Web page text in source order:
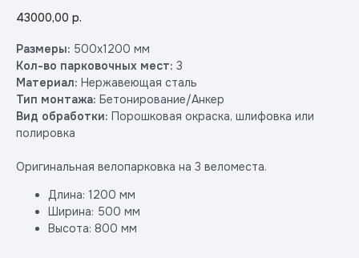
43000,00 р.
Размеры: 500х1200 мм
Кол-во парковочных мест: 3
Материал: Нержавеющая сталь
Тип монтажа: Бетонирование/Анкер
Вид обработки: Порошковая окраска, шлифовка или
полировка
Оригинальная велопарковка на 3 веломеста.
Длина: 1200 мм
Ширина: 500 мм
Высота: 800 мм